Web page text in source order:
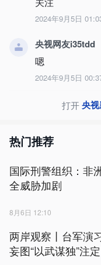
2024年9月5日
央视网友i35tdd
嗯
2024年9月5日
打开央视
热门推荐
国际刑警组织：非
全威胁加剧
8月6日 12:10
两岸观察丨台军演
妄图“以武谋独”注